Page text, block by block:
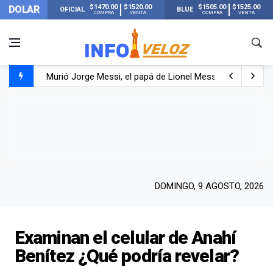
DOLAR OFICIAL $1470.00
COMPRA
$1520.00
VENTA BLUE $1505.00
COMPRA
$1525.00
VENTA
Murió Jorge Messi, el papá de Lionel Messi
DOMINGO, 9 AGOSTO, 2026
Examinan el celular de Anahí
Benítez ¿Qué podría revelar?